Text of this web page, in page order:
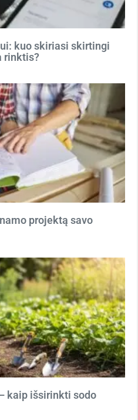
kuo skiriasi skirtingi
rinktis?
projektą savo
kaip išsirinkti sodo